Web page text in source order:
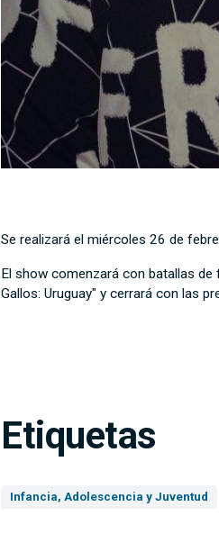
Se realizará el miércoles 26 de
El show comenzará con batallas
Gallos: Uruguay" y cerrará con las
Etiquetas
Infancia, Adolescencia y Juventud